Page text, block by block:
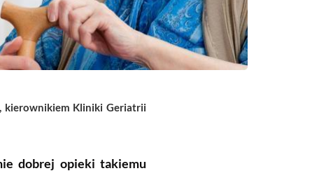
kierownikiem Kliniki Geriatrii
dobrej opieki takiemu